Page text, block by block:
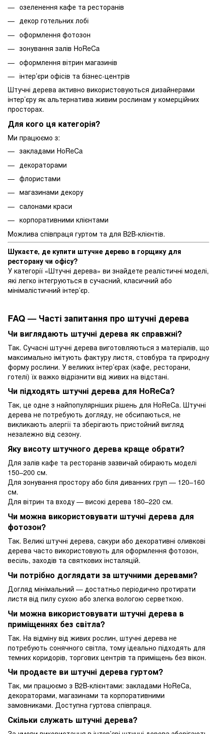
озеленення кафе та ресторанів
декор готельних лобі
оформлення фотозон
зонування залів HoReCa
оформлення вітрин магазинів
інтер’єри офісів та бізнес-центрів
Штучні дерева активно використовуються дизайнерами
інтер’єру як альтернатива живим рослинам у комерційних
просторах.
Для кого ця категорія?
Ми працюємо з:
закладами HoReCa
декораторами
флористами
магазинами декору
салонами краси
корпоративними клієнтами
Можлива співпраця гуртом та для B2B-клієнтів.
Шукаєте, де купити штучне дерево в горщику для
ресторану чи офісу?
У категорії «Штучні дерева» ви знайдете реалістичні моделі,
які легко інтегруються в сучасний, класичний або
мінімалістичний інтер’єр.
FAQ — Часті запитання про штучні дерева
Чи виглядають штучні дерева як справжні?
Так. Сучасні штучні дерева виготовляються з матеріалів, що
максимально імітують фактуру листя, стовбура та природну
форму рослини. У великих інтер’єрах (кафе, ресторани,
готелі) їх важко відрізнити від живих на відстані.
Чи підходять штучні дерева для HoReCa?
Так, це одне з найпопулярніших рішень для HoReCa. Штучні
дерева не потребують догляду, не обсипаються, не
викликають алергії та зберігають пристойний вигляд
незалежно від сезону.
Яку висоту штучного дерева краще обрати?
Для залів кафе та ресторанів зазвичай обирають моделі
150–200 см.
Для зонування простору або біля диванних груп — 120–160
см.
Для вітрин та входу — високі дерева 180–220 см.
Чи можна використовувати штучні дерева для
фотозон?
Так. Великі штучні дерева, сакури або декоративні оливкові
дерева часто використовують для оформлення фотозон,
весіль, заходів та святкових інсталяцій.
Чи потрібно доглядати за штучними деревами?
Догляд мінімальний — достатньо періодично протирати
листя від пилу сухою або злегка вологою серветкою.
Чи можна використовувати штучні дерева в
приміщеннях без світла?
Так. На відміну від живих рослин, штучні дерева не
потребують сонячного світла, тому ідеально підходять для
темних коридорів, торгових центрів та приміщень без вікон.
Чи продаєте ви штучні дерева гуртом?
Так, ми працюємо з B2B-клієнтами: закладами HoReCa,
декораторами, магазинами та корпоративними
замовниками. Доступна гуртова співпраця.
Скільки служать штучні дерева?